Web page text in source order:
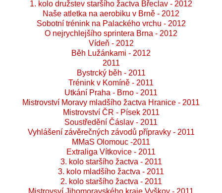
1. kolo družstev staršího žactva Břeclav - 2012
Naše atletka na aerobiku v Brně - 2012
Sobotní trénink na Palackého vrchu - 2012
O nejrychlejšího sprintera Brna - 2012
Vídeň - 2012
Běh Lužánkami - 2012
2011
Bystrcký běh - 2011
Trénink v Komíně - 2011
Utkání Praha - Brno - 2011
Mistrovství Moravy mladšího žactva Hranice - 2011
Mistrovství ČR - Písek 2011
Soustředění Čáslav - 2011
Vyhlášení závěrečných závodů přípravky - 2011
MMaS Olomouc -2011
Extraliga Vítkovice - 2011
3. kolo staršího žactva - 2011
3. kolo mladšího žactva - 2011
2. kolo staršího žactva - 2011
Mistrovsví Jihomoravského kraje Vyškov - 2011